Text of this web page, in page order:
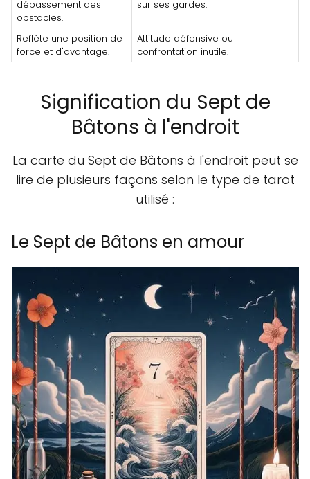
dépassement des
obstacles.
sur ses gardes.
Reflète une position de
force et d'avantage.
Attitude défensive ou
confrontation inutile.
Signification du Sept de
Bâtons à l'endroit
La carte du Sept de Bâtons à l'endroit peut se
lire de plusieurs façons selon le type de tarot
utilisé :
Le Sept de Bâtons en amour